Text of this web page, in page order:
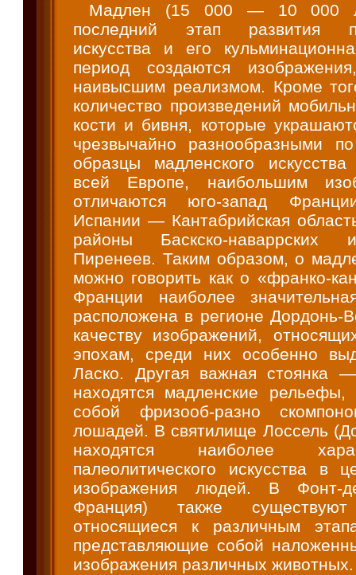
Мадлен (15 000 — 10 000
последний этап развития
искусства и его
период создаются
наивысшим реализмом. Кроме
количество произведений
кости и бивня, которые
чрезвычайно разнообразными
образцы мадленского
всей Европе, наибольшим
отличаются юго-запад
Испании — Кантабрийская
районы Баскско-наваррских
Пиренеев. Таким образом, о
можно говорить как о «франко-
Франции наиболее
расположена в регионе Дордонь-
качеству изображений,
эпохам, среди них особенно
Ласко. Другая важная стоянка
находятся мадленские рельефы,
собой фризооб-разно
лошадей. В святилище Лоссель
находятся наиболее
палеолитического искусства в
изображения людей. В Фонт-
Франция) также существуют
относящиеся к различным
представляющие собой
изображения различных животных.